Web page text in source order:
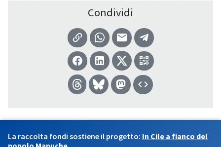
Condividi
La raccolta fondi sostiene il progetto: In Cile a fianco del